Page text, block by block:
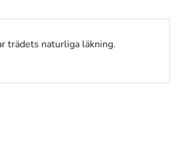
trädets naturliga läkning.